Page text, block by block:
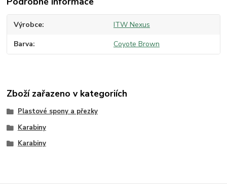
Výrobce ITW Nexus
Barva Coyote Brown
Zboží zařazeno v kategoriích
Plastové spony a přezky
Karabiny
Karabiny